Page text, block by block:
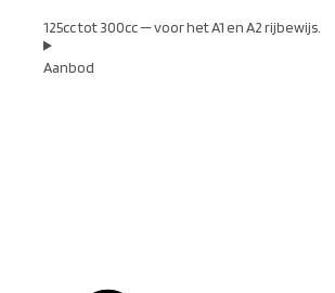
125cc tot 300cc — voor het A1 en A2 rijbewijs.
Aanbod